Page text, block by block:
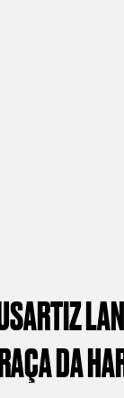
DA